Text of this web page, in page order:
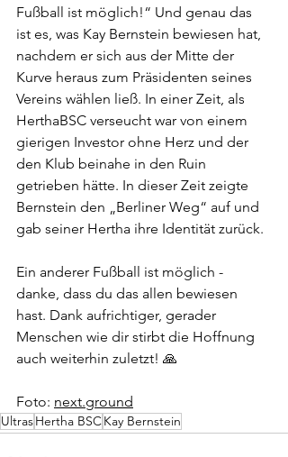
Fußball ist möglich!“ Und genau das
ist es, was Kay Bernstein bewiesen hat,
nachdem er sich aus der Mitte der
Kurve heraus zum Präsidenten seines
Vereins wählen ließ. In einer Zeit, als
HerthaBSC verseucht war von einem
gierigen Investor ohne Herz und der
den Klub beinahe in den Ruin
getrieben hätte. In dieser Zeit zeigte
Bernstein den „Berliner Weg“ auf und
gab seiner Hertha ihre Identität zurück.
Ein anderer Fußball ist möglich -
danke, dass du das allen bewiesen
hast. Dank aufrichtiger, gerader
Menschen wie dir stirbt die Hoffnung
auch weiterhin zuletzt! 🙏
Foto: next.ground
UltrasHertha BSCKay Bernstein